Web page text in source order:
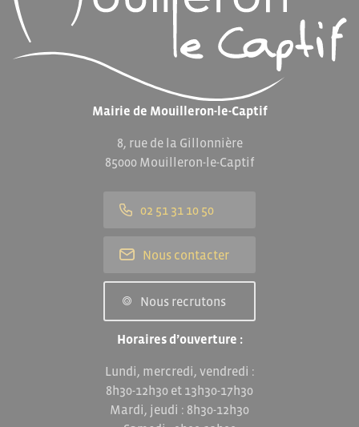
Mairie de Mouilleron-le-Captif
8, rue de la Gillonnière
85000 Mouilleron-le-Captif
02 51 31 10 50
Nous contacter
Nous recrutons
Horaires d’ouverture :
Lundi, mercredi, vendredi :
8h30-12h30 et 13h30-17h30
Mardi, jeudi : 8h30-12h30